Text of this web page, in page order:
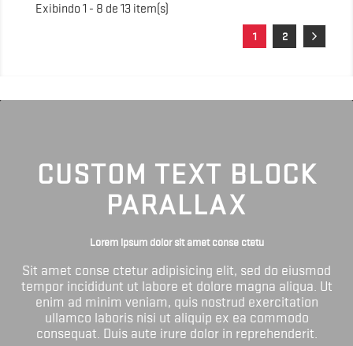
Exibindo 1 - 8 de 13 item(s)
1 2
CUSTOM TEXT BLOCK
PARALLAX
Lorem ipsum dolor sit amet conse ctetu
Sit amet conse ctetur adipisicing elit, sed do eiusmod
tempor incididunt ut labore et dolore magna aliqua. Ut
enim ad minim veniam, quis nostrud exercitation
ullamco laboris nisi ut aliquip ex ea commodo
consequat. Duis aute irure dolor in reprehenderit.